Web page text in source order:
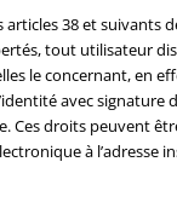
38 et suivants
tout utilisateur
le concernant, en
avec signature
Ces droits peuvent
à l’adresse